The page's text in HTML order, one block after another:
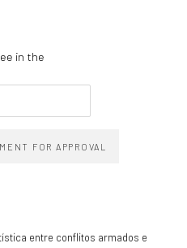
in the
FOR APPROVAL
entre conflitos armados e